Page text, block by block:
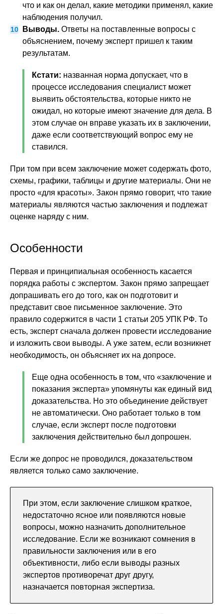
что и как он делал, какие методики применял, какие
наблюдения получил.
Выводы. Ответы на поставленные вопросы с
объяснением, почему эксперт пришел к таким
результатам.
Кстати: названная норма допускает, что в
процессе исследования специалист может
выявить обстоятельства, которые никто не
ожидал, но которые имеют значение для дела. В
этом случае он вправе указать их в заключении,
даже если соответствующий вопрос ему не
ставился.
При том при всем заключение может содержать фото,
схемы, графики, таблицы и другие материалы. Они не
просто «для красоты». Закон прямо говорит, что такие
материалы являются частью заключения и подлежат
оценке наряду с ним.
Особенности
Первая и принципиальная особенность касается
порядка работы с экспертом. Закон прямо запрещает
допрашивать его до того, как он подготовит и
представит свое письменное заключение. Это
правило содержится в части 1 статьи 205 УПК РФ. То
есть, эксперт сначала должен провести исследование
и изложить свои выводы. А уже затем, если возникнет
необходимость, он объясняет их на допросе.
Еще одна особенность в том, что «заключение и
показания эксперта» упомянуты как единый вид
доказательства. Но это объединение действует
не автоматически. Оно работает только в том
случае, если эксперт после подготовки
заключения действительно был допрошен.
Если же допрос не проводился, доказательством
является только само заключение.
При этом, если заключение слишком краткое,
недостаточно ясное или появляются новые
вопросы, можно назначить дополнительное
исследование. Если же возникают сомнения в
правильности заключения или в его
объективности, либо если выводы разных
экспертов противоречат друг другу,
назначается повторная экспертиза.